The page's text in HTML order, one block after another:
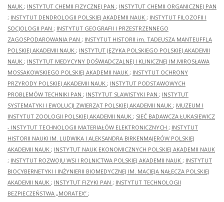
NAUK ; INSTYTUT CHEMII FIZYCZNEJ PAN ; INSTYTUT CHEMII ORGANICZNEJ PAN
; INSTYTUT DENDROLOGII POLSKIEJ AKADEMII NAUK ; INSTYTUT FILOZOFII I
SOCJOLOGII PAN ; INSTYTUT GEOGRAFII I PRZESTRZENNEGO
ZAGOSPODAROWANIA PAN ; INSTYTUT HISTORII im. TADEUSZA MANTEUFFLA
POLSKIEJ AKADEMII NAUK ; INSTYTUT JĘZYKA POLSKIEGO POLSKIEJ AKADEMII
NAUK ; INSTYTUT MEDYCYNY DOŚWIADCZALNEJ I KLINICZNEJ IM.MIROSŁAWA
MOSSAKOWSKIEGO POLSKIEJ AKADEMII NAUK ; INSTYTUT OCHRONY
PRZYRODY POLSKIEJ AKADEMII NAUK ; INSTYTUT PODSTAWOWYCH
PROBLEMÓW TECHNIKI PAN ; INSTYTUT SLAWISTYKI PAN ; INSTYTUT
SYSTEMATYKI I EWOLUCJI ZWIERZĄT POLSKIEJ AKADEMII NAUK ; MUZEUM I
INSTYTUT ZOOLOGII POLSKIEJ AKADEMII NAUK ; SIEĆ BADAWCZA ŁUKASIEWICZ
- INSTYTUT TECHNOLOGII MATERIAŁÓW ELEKTRONICZNYCH ; INSTYTUT
HISTORII NAUKI IM. LUDWIKA I ALEKSANDRA BIRKENMAJERÓW POLSKIEJ
AKADEMII NAUK ; INSTYTUT NAUK EKONOMICZNYCH POLSKIEJ AKADEMII NAUK
; INSTYTUT ROZWOJU WSI I ROLNICTWA POLSKIEJ AKADEMII NAUK ; INSTYTUT
BIOCYBERNETYKI I INŻYNIERII BIOMEDYCZNEJ IM. MACIEJA NAŁĘCZA POLSKIEJ
AKADEMII NAUK ; INSTYTUT FIZYKI PAN ; INSTYTUT TECHNOLOGII
BEZPIECZEŃSTWA „MORATEX” ;